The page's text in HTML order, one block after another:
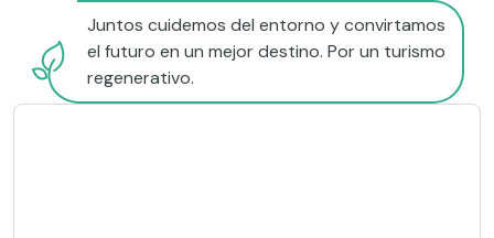
Juntos cuidemos del entorno y convirtamos
el futuro en un mejor destino. Por un turismo
regenerativo.